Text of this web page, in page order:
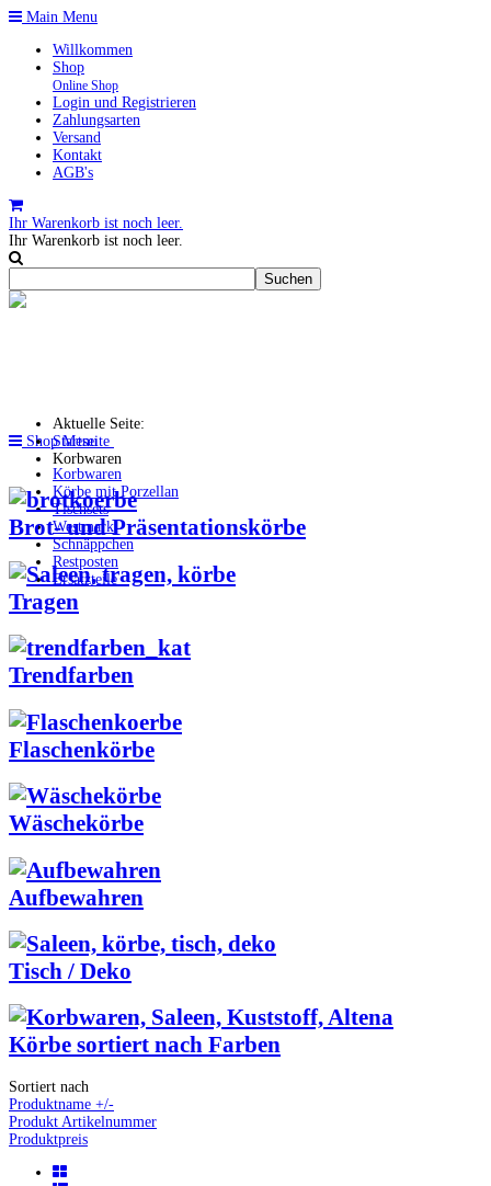
Main Menu
Willkommen
Shop
Online Shop
Login und Registrieren
Zahlungsarten
Versand
Kontakt
AGB's
Ihr Warenkorb ist noch leer.
Ihr Warenkorb ist noch leer.
Shop Menu
Korbwaren
Körbe mit Porzellan
Tischsets
Westmark
Schnäppchen
Restposten
Ersatzteile
Aktuelle Seite:
Startseite
Korbwaren
Brot- und Präsentationskörbe
Tragen
Trendfarben
Flaschenkörbe
Wäschekörbe
Aufbewahren
Tisch / Deko
Körbe sortiert nach Farben
Sortiert nach
Produktname +/-
Produkt Artikelnummer
Produktpreis